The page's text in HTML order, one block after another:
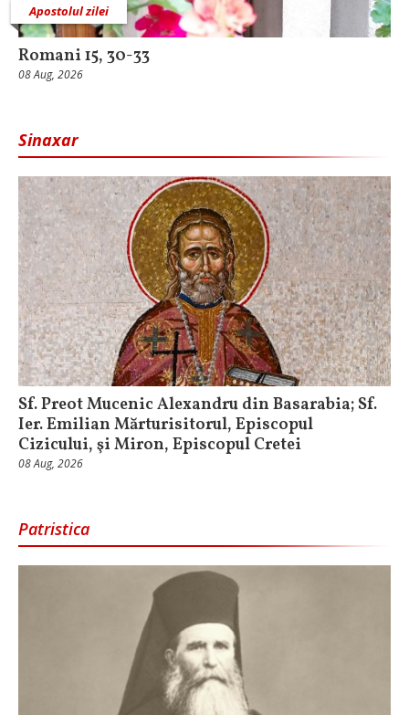
Apostolul zilei
Romani 15, 30-33
08 Aug, 2026
Sinaxar
Sf. Preot Mucenic Alexandru din Basarabia; Sf.
Ier. Emilian Mărturisitorul, Episcopul
Cizicului, şi Miron, Episcopul Cretei
08 Aug, 2026
Patristica